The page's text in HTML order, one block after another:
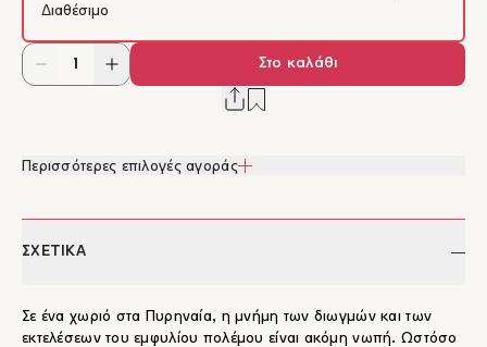
Διαθέσιμο
Στο καλάθι
Περισσότερες επιλογές αγοράς
ΣΧΕΤΙΚΑ
Σε ένα χωριό στα Πυρηναία, η μνήμη των διωγμών και των
εκτελέσεων του εμφυλίου πολέμου είναι ακόμη νωπή. Ωστόσο